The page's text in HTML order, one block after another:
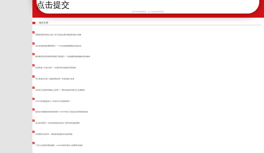
新学高考郑重承诺，以上信息将严格保密
相关文章
资阳复读班到底怎么选？高三复读生家长最该算清的几笔账
凉山复读机构收费透明吗？一个凉山妈妈跑遍西昌后的实话
嘉祥教育高考复读班到底值不值得报？一位成都陪读妈妈翻出真实账单
自贡复读一年多少钱？一位家长算出的真实开销清单
学大复读怎么样？基础薄弱生用一年摸清提分本质
甘孜高三复读时间轴怎么安排？一整年的备战节奏与心态调整录
350分复读能提多少？高考350分能复读吗？
复读生学籍能转到其他学校吗？2026年高三复读生的学籍转校指南
凉山复读便宜一点的学校真的存在吗？家长真实选择逻辑
从普通学生到985：我的复读逆袭985备考经验
广安公立复读学费全解析：2026年家长最关心的费用与选择